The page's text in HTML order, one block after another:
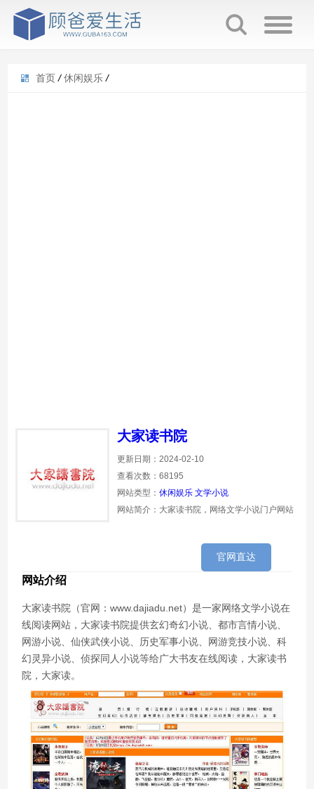
首页 / 休闲娱乐 /
大家读书院
更新日期：2024-02-10
查看次数：68195
网站类型：休闲娱乐 文学小说
网站简介：大家读书院，网络文学小说门户网站
官网直达
网站介绍
大家读书院（官网：www.dajiadu.net）是一家网络文学小说在
线阅读网站，大家读书院提供玄幻奇幻小说、都市言情小说、
网游小说、仙侠武侠小说、历史军事小说、网游竞技小说、科
幻灵异小说、侦探同人小说等给广大书友在线阅读，大家读书
院，大家读。